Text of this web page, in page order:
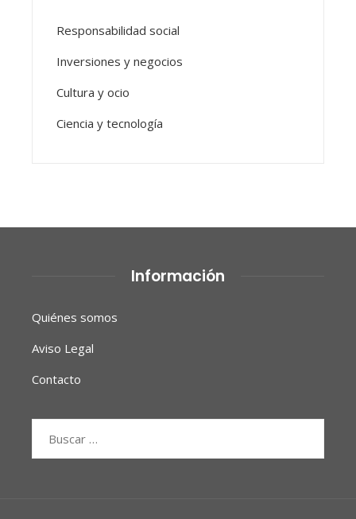
Responsabilidad social
Inversiones y negocios
Cultura y ocio
Ciencia y tecnología
Información
Quiénes somos
Aviso Legal
Contacto